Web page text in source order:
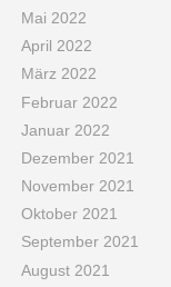
Mai 2022
April 2022
März 2022
Februar 2022
Januar 2022
Dezember 2021
November 2021
Oktober 2021
September 2021
August 2021